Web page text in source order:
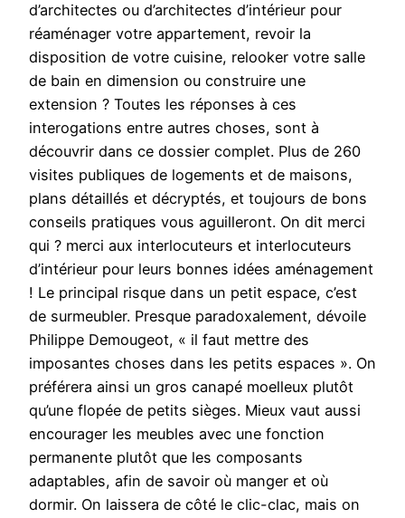
d’architectes ou d’architectes d’intérieur pour
réaménager votre appartement, revoir la
disposition de votre cuisine, relooker votre salle
de bain en dimension ou construire une
extension ? Toutes les réponses à ces
interogations entre autres choses, sont à
découvrir dans ce dossier complet. Plus de 260
visites publiques de logements et de maisons,
plans détaillés et décryptés, et toujours de bons
conseils pratiques vous aguilleront. On dit merci
qui ? merci aux interlocuteurs et interlocuteurs
d’intérieur pour leurs bonnes idées aménagement
! Le principal risque dans un petit espace, c’est
de surmeubler. Presque paradoxalement, dévoile
Philippe Demougeot, « il faut mettre des
imposantes choses dans les petits espaces ». On
préférera ainsi un gros canapé moelleux plutôt
qu’une flopée de petits sièges. Mieux vaut aussi
encourager les meubles avec une fonction
permanente plutôt que les composants
adaptables, afin de savoir où manger et où
dormir. On laissera de côté le clic-clac, mais on